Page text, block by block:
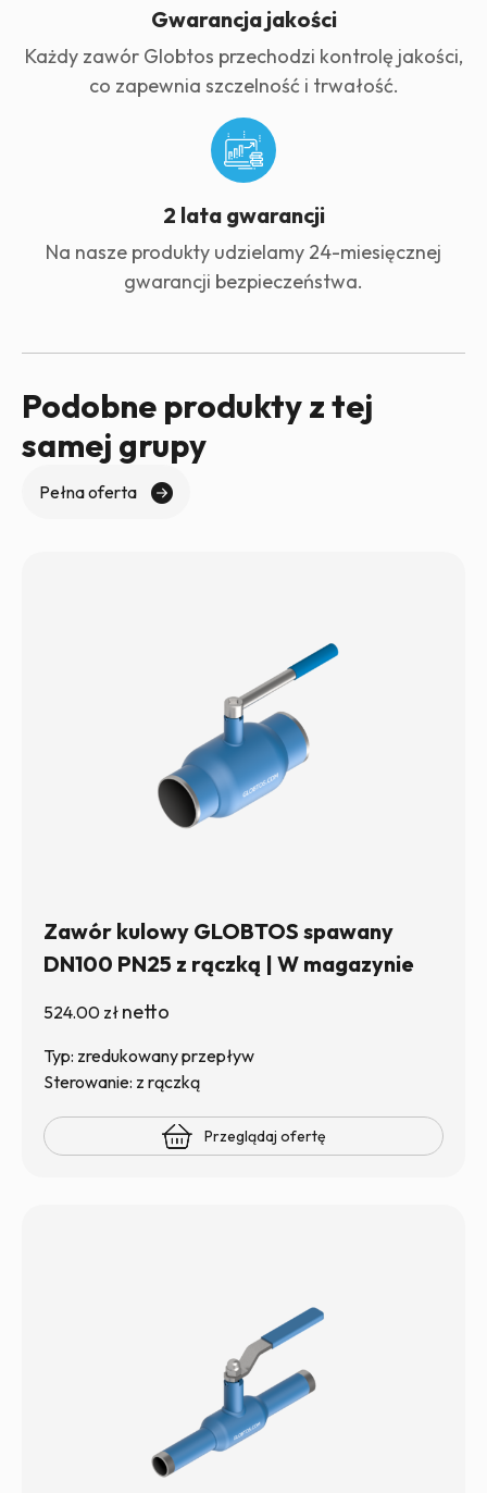
Gwarancja jakości
Każdy zawór Globtos przechodzi kontrolę jakości,
co zapewnia szczelność i trwałość.
2 lata gwarancji
Na nasze produkty udzielamy 24-miesięcznej
gwarancji bezpieczeństwa.
Podobne produkty z tej
samej grupy
Pełna oferta
Zawór kulowy GLOBTOS spawany
DN100 PN25 z rączką | W magazynie
524.00 zł netto
Typ: zredukowany przepływ
Sterowanie: z rączką
Przeglądaj ofertę